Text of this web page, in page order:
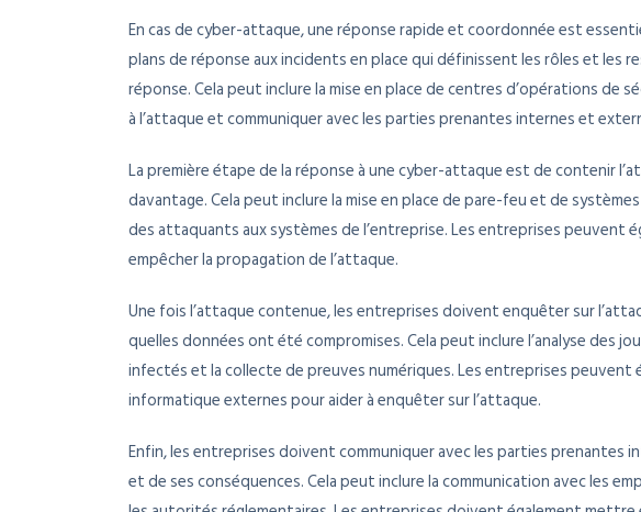
En cas de cyber-attaque, une réponse rapide et coordonnée est
plans de réponse aux incidents en place qui définissent les rôles et les
réponse. Cela peut inclure la mise en place de centres d’opérations de
à l’attaque et communiquer avec les parties prenantes internes et
La première étape de la réponse à une cyber-attaque est de contenir
davantage. Cela peut inclure la mise en place de pare-feu et de
des attaquants aux systèmes de l’entreprise. Les entreprises peuvent
empêcher la propagation de l’attaque.
Une fois l’attaque contenue, les entreprises doivent enquêter sur
quelles données ont été compromises. Cela peut inclure l’analyse des
infectés et la collecte de preuves numériques. Les entreprises
informatique externes pour aider à enquêter sur l’attaque.
Enfin, les entreprises doivent communiquer avec les parties prenantes
et de ses conséquences. Cela peut inclure la communication avec les